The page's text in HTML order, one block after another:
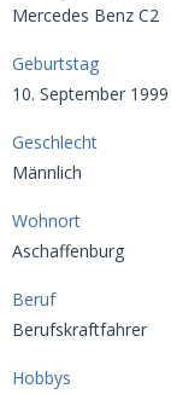
Mercedes Benz C2
Geburtstag
10. September
Geschlecht
Männlich
Wohnort
Aschaffenburg
Beruf
Berufskraftfahrer
Hobbys